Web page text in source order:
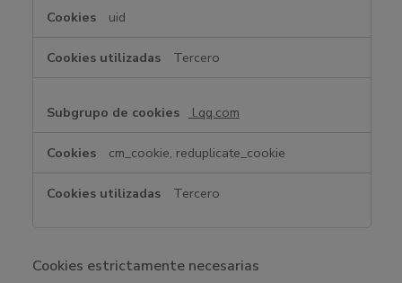
uid
Tercero
l.qq.com
cm_cookie, reduplicate_cookie
Tercero
Cookies estrictamente necesarias